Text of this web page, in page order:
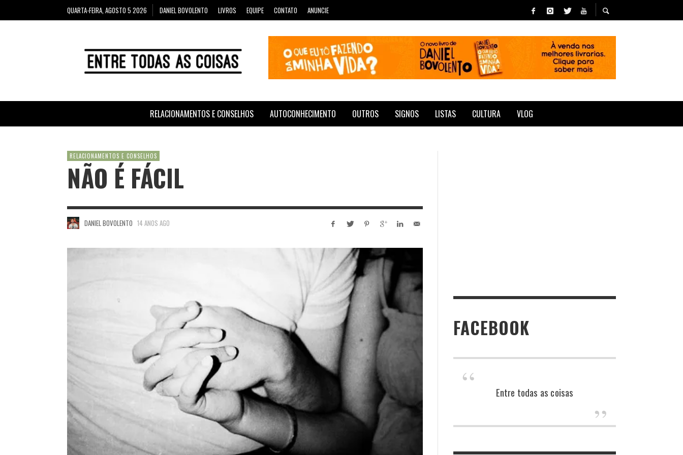
QUARTA-FEIRA, AGOSTO 5 2026 DANIEL BOVOLENTO LIVROS EQUIPE CONTATO ANUNCIE
RELACIONAMENTOS E CONSELHOS AUTOCONHECIMENTO OUTROS SIGNOS LISTAS CULTURA VLOG
RELACIONAMENTOS E CONSELHOS
NÃO É FÁCIL
DANIEL BOVOLENTO 14 ANOS AGO
FACEBOOK
Entre todas as coisas